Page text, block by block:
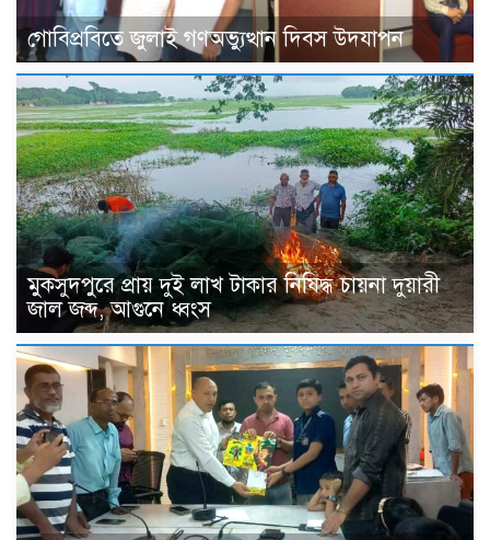
গোবিপ্রবিতে জুলাই গণঅভ্যুত্থান দিবস উদযাপন
মুকসুদপুরে প্রায় দুই লাখ টাকার নিষিদ্ধ চায়না দুয়ারী
জাল জব্দ, আগুনে ধ্বংস